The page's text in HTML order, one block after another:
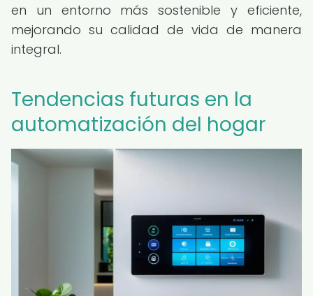
en un entorno más sostenible y eficiente,
mejorando su calidad de vida de manera
integral.
Tendencias futuras en la
automatización del hogar